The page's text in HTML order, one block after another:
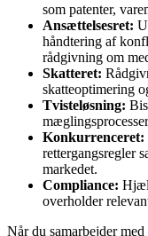
som patenter,
Ansættelsesret:
håndtering af
rådgivning om
Skatteret:
skatteoptimering
Tvisteløsning:
Konkurrenceret:
rettergangsregler
markedet.
Compliance:
overholder
Når du samarbejder